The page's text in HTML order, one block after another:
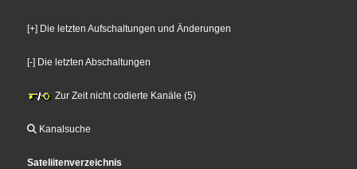
[+] Die letzten Aufschaltungen und Änderungen
[-] Die letzten Abschaltungen
Zur Zeit nicht codierte Kanäle (5)
Kanalsuche
Sateliitenverzeichnis